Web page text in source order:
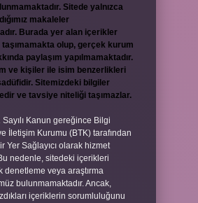
Sitede yalnızca
makaleler
Burada yer alan içerikler
taşımamakta olup, gerçek kurum
paylaşım yapılmamaktadır.
ve kişiler ile isim benzerlikleri
Sitemizdeki bilgiler
ve tavsiye niteliği taşımazlar.
Kanun gereğince Bilgi
İletişim Kurumu (BTK) tarafından
Yer Sağlayıcı olarak hizmet
nedenle, sitedeki içerikleri
denetleme veya araştırma
bulunmamaktadır. Ancak,
içeriklerin sorumluluğunu